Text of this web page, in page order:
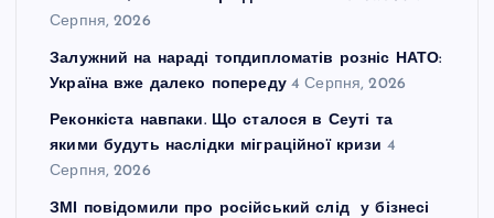
Серпня, 2026
Залужний на нараді топдипломатів розніс НАТО:
Україна вже далеко попереду 4 Серпня, 2026
Реконкіста навпаки. Що сталося в Сеуті та
якими будуть наслідки міграційної кризи 4
Серпня, 2026
ЗМІ повідомили про російський слід у бізнесі